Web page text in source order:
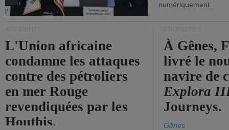
numériquement.
L'Union africaine
condamne les attaques
contre des pétroliers
en mer Rouge
revendiquées par les
Houthis.
À Gênes,
livré le
navire de
Explora
Journeys.
Gênes